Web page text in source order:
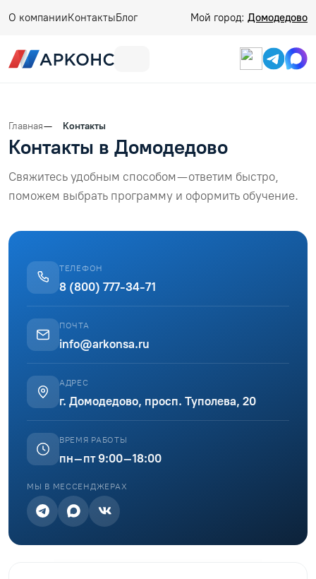
О компанииКонтактыБлог Мой город: Домодедово
Главная Контакты
Контакты в Домодедово
Свяжитесь удобным способом — ответим быстро,
поможем выбрать программу и оформить обучение.
ТЕЛЕФОН
8 (800) 777-34-71
ПОЧТА
info@arkonsa.ru
АДРЕС
г. Домодедово, просп. Туполева, 20
ВРЕМЯ РАБОТЫ
пн–пт 9:00–18:00
МЫ В МЕССЕНДЖЕРАХ